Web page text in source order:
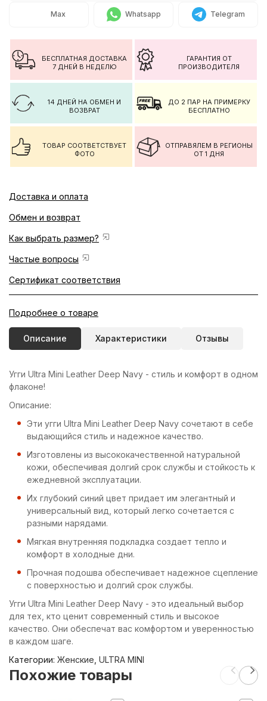
Max Whatsapp Telegram
БЕСПЛАТНАЯ ДОСТАВКА
7 ДНЕЙ В НЕДЕЛЮ
ГАРАНТИЯ ОТ
ПРОИЗВОДИТЕЛЯ
14 ДНЕЙ НА ОБМЕН И
ВОЗВРАТ
ДО 2 ПАР НА ПРИМЕРКУ
БЕСПЛАТНО
ТОВАР СООТВЕТСТВУЕТ
ФОТО
ОТПРАВЯЛЕМ В РЕГИОНЫ
ОТ 1 ДНЯ
Доставка и оплата
Обмен и возврат
Как выбрать размер?
Частые вопросы
Сертификат соответствия
Подробнее о товаре
Описание Характеристики Отзывы
Угги Ultra Mini Leather Deep Navy - стиль и комфорт в одном
флаконе!
Описание:
Эти угги Ultra Mini Leather Deep Navy сочетают в себе
выдающийся стиль и надежное качество.
Изготовлены из высококачественной натуральной
кожи, обеспечивая долгий срок службы и стойкость к
ежедневной эксплуатации.
Их глубокий синий цвет придает им элегантный и
универсальный вид, который легко сочетается с
разными нарядами.
Мягкая внутренняя подкладка создает тепло и
комфорт в холодные дни.
Прочная подошва обеспечивает надежное сцепление
с поверхностью и долгий срок службы.
Угги Ultra Mini Leather Deep Navy - это идеальный выбор
для тех, кто ценит современный стиль и высокое
качество. Они обеспечат вас комфортом и уверенностью
в каждом шаге.
Категории: Женские ULTRA MINI
Похожие товары